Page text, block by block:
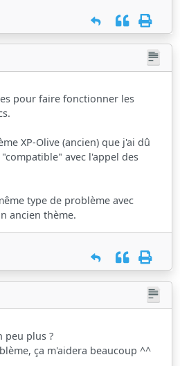
pour faire fonctionner les
XP-Olive (ancien) que j'ai dû
avec l'appel des
type de problème avec
ancien thème.
peu plus ?
ça m'aidera beaucoup ^^